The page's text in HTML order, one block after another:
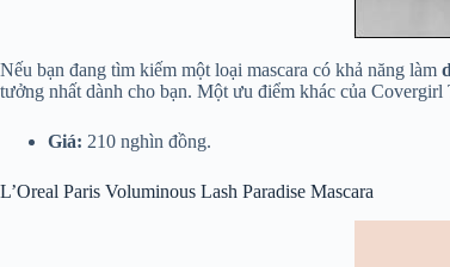
Nếu bạn đang tìm kiếm một loại mascara có khả năng làm
tưởng nhất dành cho bạn. Một ưu điểm khác của
Giá: 210 nghìn đồng.
L’Oreal Paris Voluminous Lash Paradise Mascara